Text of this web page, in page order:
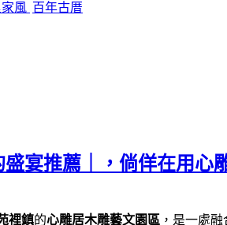
風 百年古厝
宴推薦｜，倘佯在用心
裡鎮的心雕居木雕藝文園區 ，是一處